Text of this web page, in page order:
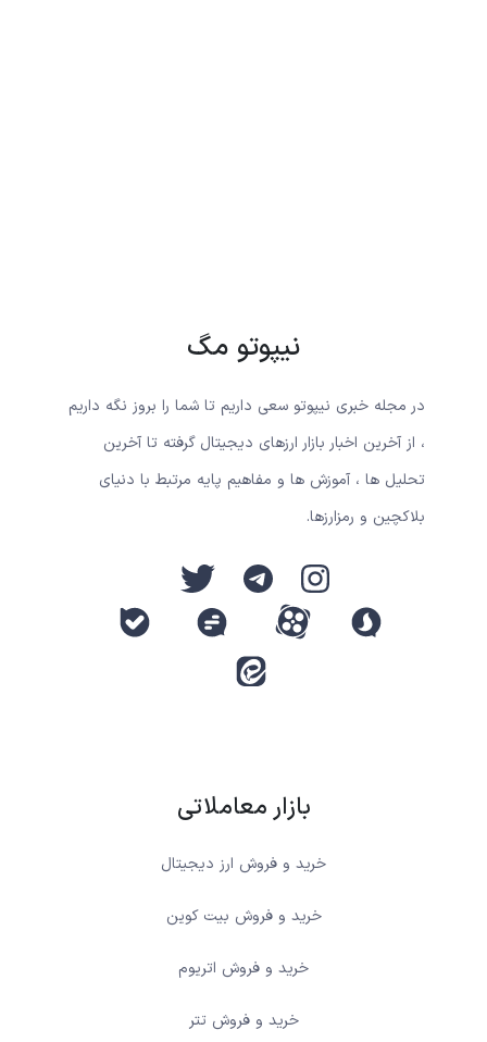
نیپوتو مگ
در مجله خبری نیپوتو سعی داریم تا شما را بروز نگه داریم
، از آخرین اخبار بازار ارزهای دیجیتال گرفته تا آخرین
تحلیل ها ، آموزش ها و مفاهیم پایه مرتبط با دنیای
بلاکچین و رمزارزها.
بازار معاملاتی
خرید و فروش ارز دیجیتال
خرید و فروش بیت کوین
خرید و فروش اتریوم
خرید و فروش تتر